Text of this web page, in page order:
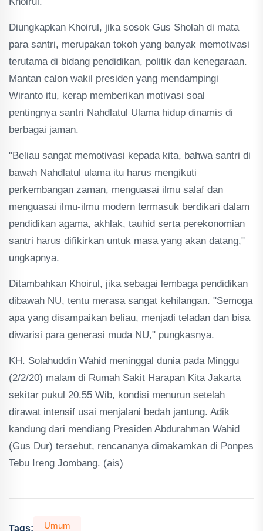
Diungkapkan Khoirul, jika sosok Gus Sholah di mata
para santri, merupakan tokoh yang banyak memotivasi
terutama di bidang pendidikan, politik dan kenegaraan.
Mantan calon wakil presiden yang mendampingi
Wiranto itu, kerap memberikan motivasi soal
pentingnya santri Nahdlatul Ulama hidup dinamis di
berbagai jaman.
"Beliau sangat memotivasi kepada kita, bahwa santri di
bawah Nahdlatul ulama itu harus mengikuti
perkembangan zaman, menguasai ilmu salaf dan
menguasai ilmu-ilmu modern termasuk berdikari dalam
pendidikan agama, akhlak, tauhid serta perekonomian
santri harus difikirkan untuk masa yang akan datang,"
ungkapnya.
Ditambahkan Khoirul, jika sebagai lembaga pendidikan
dibawah NU, tentu merasa sangat kehilangan. "Semoga
apa yang disampaikan beliau, menjadi teladan dan bisa
diwarisi para generasi muda NU," pungkasnya.
KH. Solahuddin Wahid meninggal dunia pada Minggu
(2/2/20) malam di Rumah Sakit Harapan Kita Jakarta
sekitar pukul 20.55 Wib, kondisi menurun setelah
dirawat intensif usai menjalani bedah jantung. Adik
kandung dari mendiang Presiden Abdurahman Wahid
(Gus Dur) tersebut, rencananya dimakamkan di Ponpes
Tebu Ireng Jombang. (ais)
Tags: Umum